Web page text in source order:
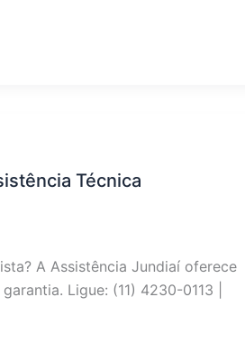
Técnica
A Assistência Jundiaí oferece
Ligue: (11) 4230-0113 |